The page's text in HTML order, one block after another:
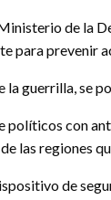
de la
para
guerrilla, se
con
las regiones
de